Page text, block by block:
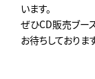
います。
ぜひCD販売ブー
お待ちしておりま